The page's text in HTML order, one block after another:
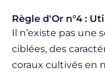
Règle d'Or n°4 :
Il n’existe pas une
ciblées, des
coraux cultivés en